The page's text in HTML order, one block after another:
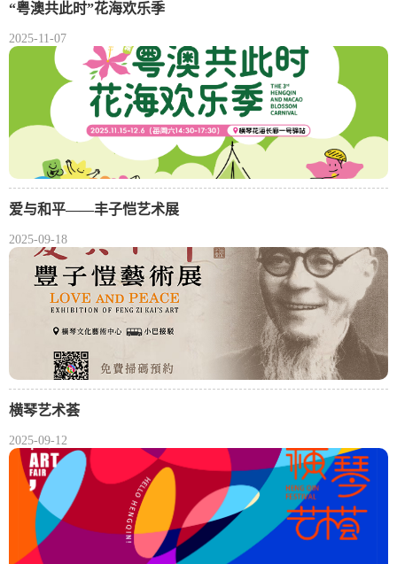
“粤澳共此时”花海欢乐季
2025-11-07
爱与和平——丰子恺艺术展
2025-09-18
横琴艺术荟
2025-09-12